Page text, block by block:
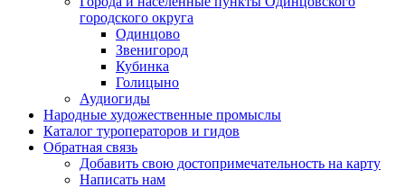
городского округа
Одинцово
Звенигород
Кубинка
Голицыно
Аудиогиды
Народные художественные промыслы
Каталог туроператоров и гидов
Обратная связь
Добавить свою достопримечательность на карту
Написать нам